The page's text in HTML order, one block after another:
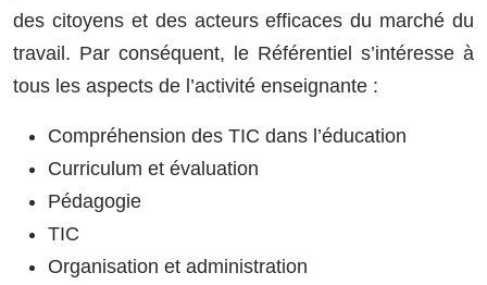
des citoyens et des acteurs efficaces du marché du
travail. Par conséquent, le Référentiel s’intéresse à
tous les aspects de l’activité enseignante :
Compréhension des TIC dans l’éducation
Curriculum et évaluation
Pédagogie
TIC
Organisation et administration